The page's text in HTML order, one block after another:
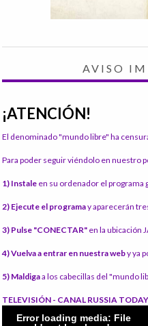
AVISO
¡ATENCIÓN!
El denominado "mundo libre" ha
Para poder seguir viéndolo en nuestro
1) Instale en su ordenador el programa
2) Ejecute el programay aparecerán
3) Pulse "CONECTAR" en la ubicación
4) Vuelva a entrar en nuestra weby ya
5) Maldigaa los cabecillas del "mundo
TELEVISIÓN - CANAL RUSSIA TODAY